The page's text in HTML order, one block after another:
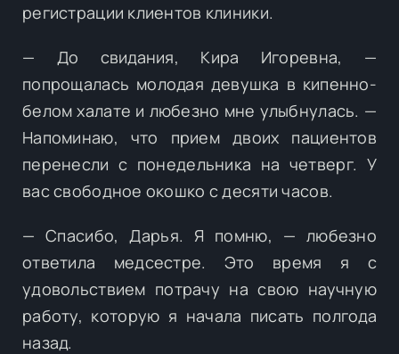
регистрации клиентов клиники.
— До свидания, Кира Игоревна, —
попрощалась молодая девушка в кипенно-
белом халате и любезно мне улыбнулась. —
Напоминаю, что прием двоих пациентов
перенесли с понедельника на четверг. У
вас свободное окошко с десяти часов.
— Спасибо, Дарья. Я помню, — любезно
ответила медсестре. Это время я с
удовольствием потрачу на свою научную
работу, которую я начала писать полгода
назад.